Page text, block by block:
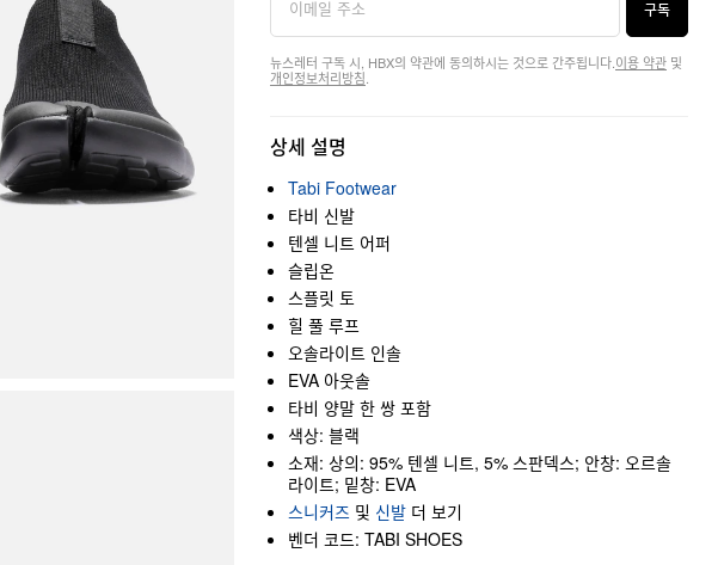
구독
뉴스레터 구독 시, HBX의 약관에 동의하시는 것으로 간주됩니다. 이용 약관 및
개인정보처리방침
상세 설명
Tabi Footwear
타비 신발
텐셀 니트 어퍼
슬립온
스플릿 토
힐 풀 루프
오솔라이트 인솔
EVA 아웃솔
타비 양말 한 쌍 포함
색상: 블랙
소재: 상의: 95% 텐셀 니트, 5% 스판덱스; 안창: 오르솔
라이트; 밑창: EVA
스니커즈 및 신발 더 보기
벤더 코드: TABI SHOES